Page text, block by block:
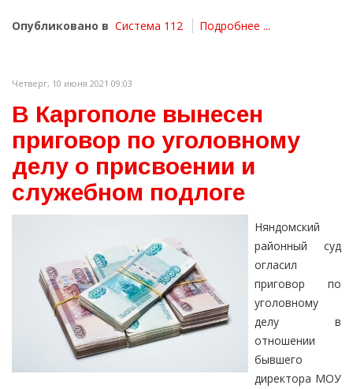
Опубликовано в Система 112 Подробнее ...
Четверг, 10 июня 2021 09:03
В Каргополе вынесен
приговор по уголовному
делу о присвоении и
служебном подлоге
Няндомский
районный суд
огласил
приговор по
уголовному
делу в
отношении
бывшего
директора МОУ